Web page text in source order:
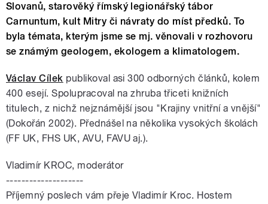
Slovanů, starověký římský legionářský tábor
Carnuntum, kult Mitry či návraty do míst předků. To
byla témata, kterým jsme se mj. věnovali v rozhovoru
se známým geologem, ekologem a klimatologem.
Václav Cílek publikoval asi 300 odborných článků, kolem
400 esejí. Spolupracoval na zhruba třiceti knižních
titulech, z nichž nejznámější jsou "Krajiny vnitřní a vnější"
(Dokořán 2002). Přednášel na několika vysokých školách
(FF UK, FHS UK, AVU, FAVU aj.).
Vladimír KROC, moderátor
--------------------
Příjemný poslech vám přeje Vladimír Kroc. Hostem